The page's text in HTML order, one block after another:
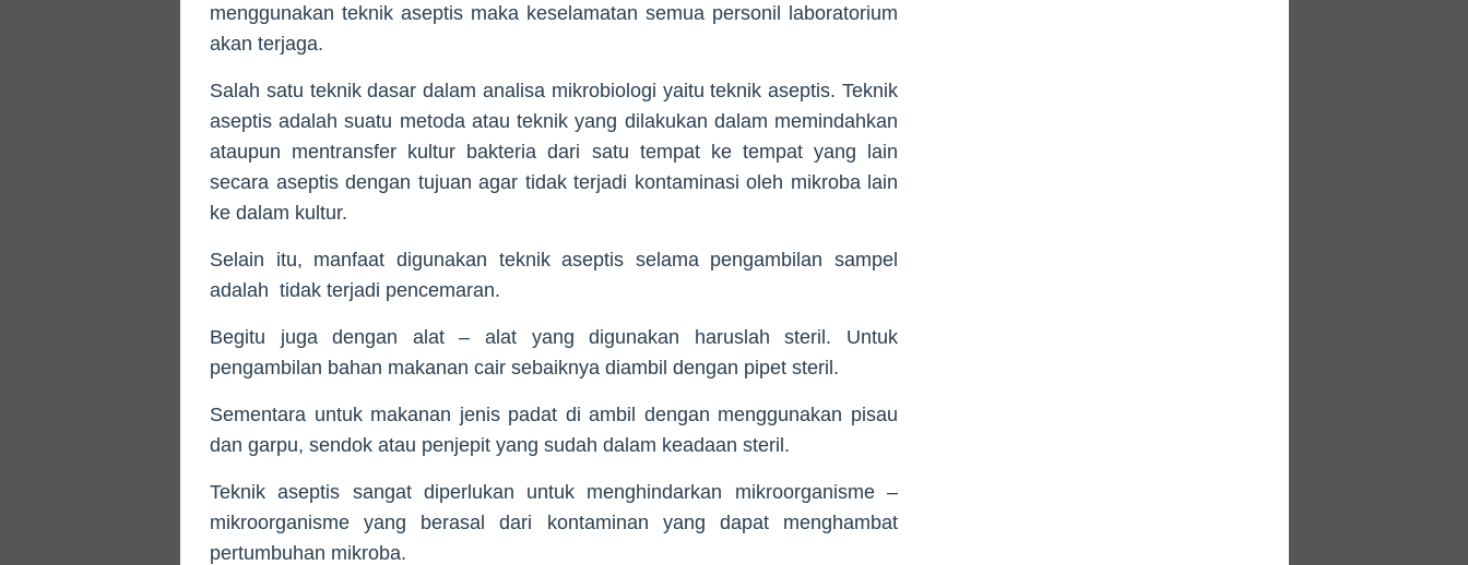
menggunakan teknik aseptis maka keselamatan semua personil laboratorium
akan terjaga.
Salah satu teknik dasar dalam analisa mikrobiologi yaitu teknik aseptis. Teknik
aseptis adalah suatu metoda atau teknik yang dilakukan dalam memindahkan
ataupun mentransfer kultur bakteria dari satu tempat ke tempat yang lain
secara aseptis dengan tujuan agar tidak terjadi kontaminasi oleh mikroba lain
ke dalam kultur.
Selain itu, manfaat digunakan teknik aseptis selama pengambilan sampel
adalah tidak terjadi pencemaran.
Begitu juga dengan alat – alat yang digunakan haruslah steril. Untuk
pengambilan bahan makanan cair sebaiknya diambil dengan pipet steril.
Sementara untuk makanan jenis padat di ambil dengan menggunakan pisau
dan garpu, sendok atau penjepit yang sudah dalam keadaan steril.
Teknik aseptis sangat diperlukan untuk menghindarkan mikroorganisme –
mikroorganisme yang berasal dari kontaminan yang dapat menghambat
pertumbuhan mikroba.